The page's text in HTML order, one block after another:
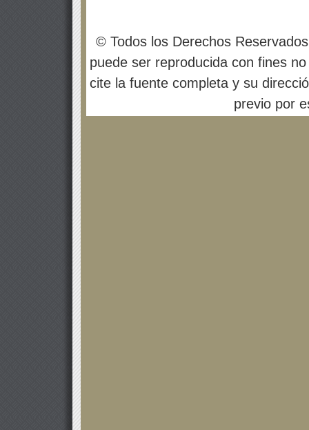
© Todos los Derechos
puede ser reproducida con fines
cite la fuente completa y su
previo por